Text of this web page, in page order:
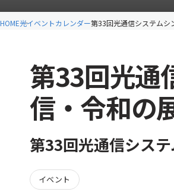
HOME光イベントカレンダー第33回光通信システムシ
第33回光通
信・令和の
第33回光通信シス
イベント